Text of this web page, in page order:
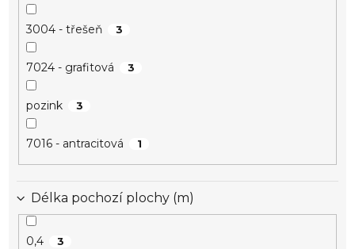
3004 - třešeň 3
7024 - grafitová 3
pozink 3
7016 - antracitová 1
Délka pochozí plochy (m)
0,4 3